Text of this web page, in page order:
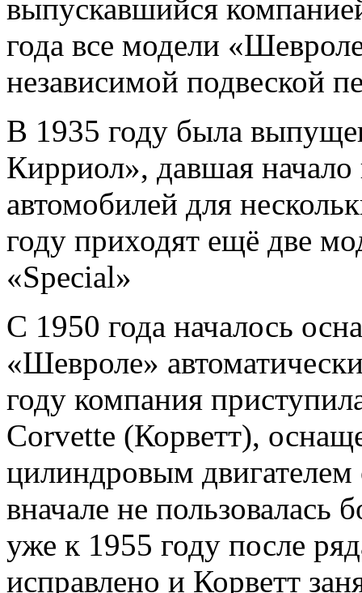
выпускавшийся
года все модели
независимой подвеской
В 1935 году была
Кирриол», давшая
автомобилей для
году приходят ещё две
«Special»
С 1950 года началось
«Шевроле»
году компания
Corvette (Корветт),
цилиндровым
вначале не
уже к 1955 году после
исправлено и Корветт